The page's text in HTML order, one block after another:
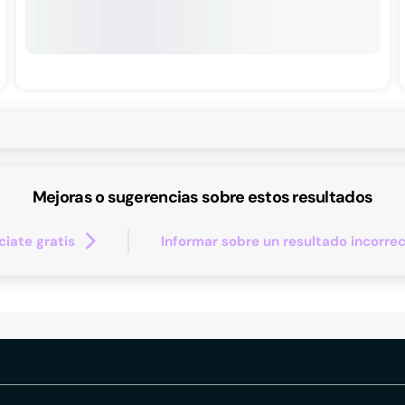
Mejoras o sugerencias sobre estos resultados
gratis Informar sobre un resultado